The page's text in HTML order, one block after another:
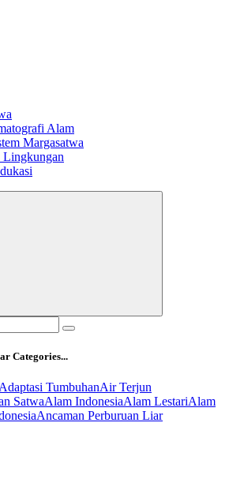
Terbaik di Canterbury
Alam
Margasatwa
Categories...
Adaptasi TumbuhanAir Terjun
SatwaAlam IndonesiaAlam LestariAlam
Ancaman Perburuan Liar